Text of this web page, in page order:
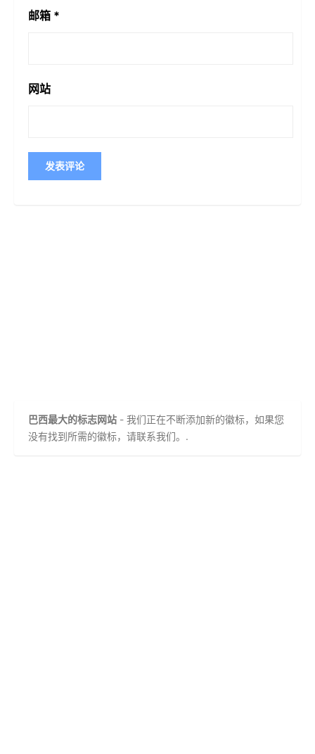
邮箱 *
网站
巴西最大的标志网站 - 我们正在不断添加新的徽标，如果您
没有找到所需的徽标，请联系我们。.